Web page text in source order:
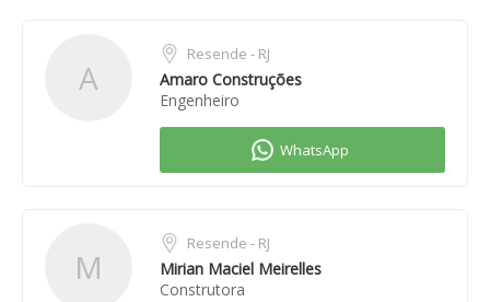
A
Resende - RJ
Amaro Construções
Engenheiro
M
Resende - RJ
Mirian Maciel Meirelles
Construtora